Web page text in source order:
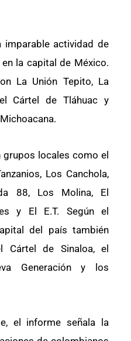
actividad de
la capital de México.
La Unión Tepito, La
Cártel de Tláhuac y
locales como el
Los Canchola,
88, Los Molina, El
y El E.T. Según el
del país también
Cártel de Sinaloa, el
Generación y los
el informe señala la